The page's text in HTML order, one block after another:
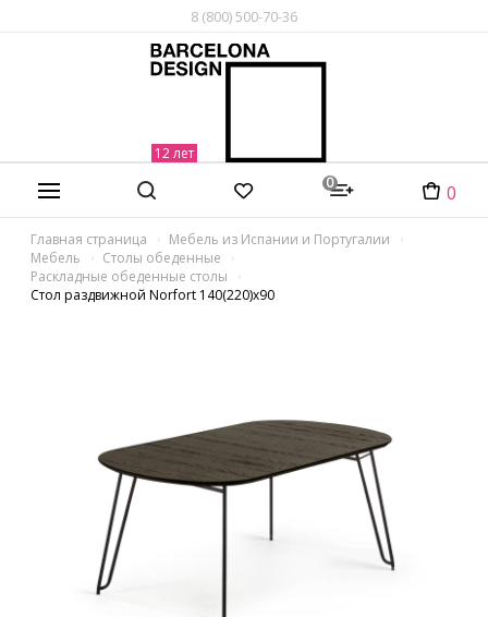
8 (800) 500-70-36
0 0
Главная страница
Мебель из Испании и Португалии
Мебель
Столы обеденные
Раскладные обеденные столы
Стол раздвижной Norfort 140(220)х90